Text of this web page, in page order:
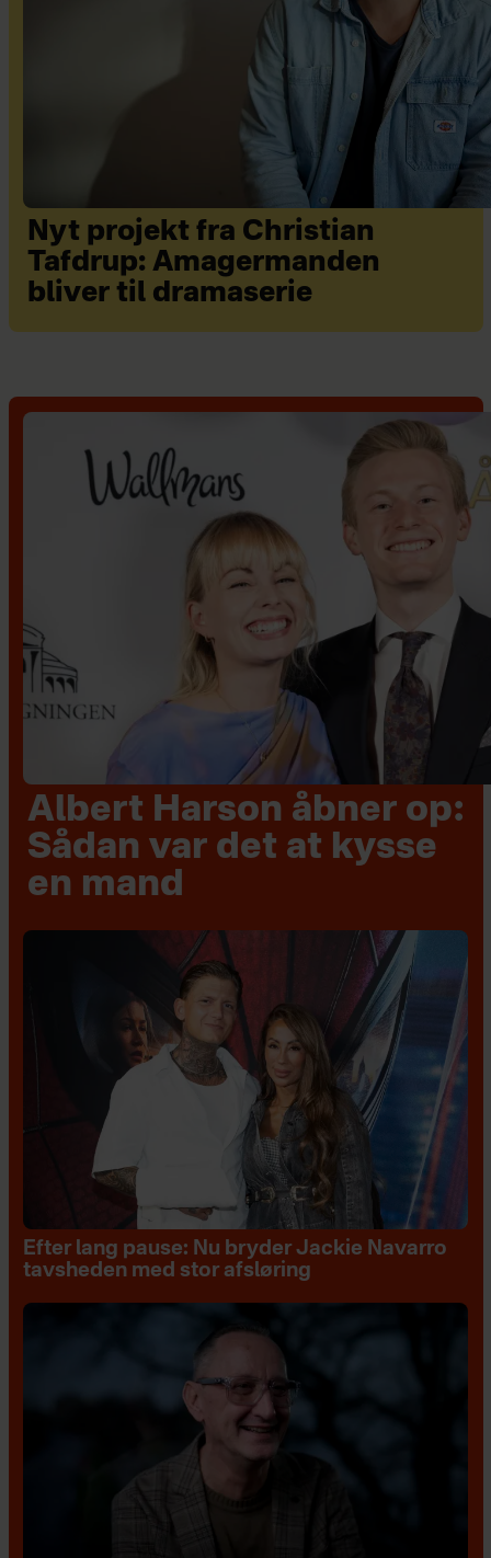
Nyt projekt fra Christian
Tafdrup: Amagermanden
bliver til dramaserie
Albert Harson åbner op:
Sådan var det at kysse
en mand
Efter lang pause: Nu bryder Jackie Navarro
tavsheden med stor afsløring